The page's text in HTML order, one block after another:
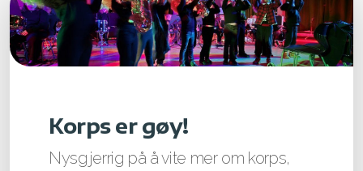
Korps er gøy!
Nysgjerrig på å vite mer om korps,